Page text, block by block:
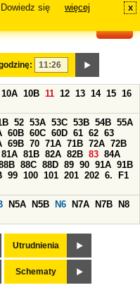
się
więcej x
10A 10B 11 12 13 14 15 16
52 53A 53C 53B 54B 55A
60B 60C 60D 61 62 63
69B 70 71A 71B 72A 72B
81A 81B 82A 82B 83 84A
88C 88D 89 90 91A 91B
99 100 101 201 202 6.
F1
N5A N5B N6 N7A N7B
N8
Utrudnienia
Schematy